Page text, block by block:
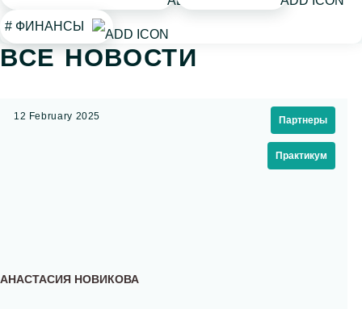
# ФИНАНСЫ
ВСЕ НОВОСТИ
12 February 2025 Партнеры
Практикум
АНАСТАСИЯ НОВИКОВА